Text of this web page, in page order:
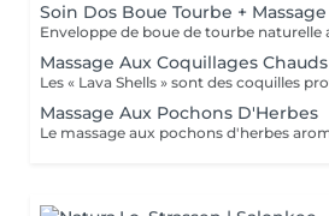
Soin Dos Boue Tourbe + Massage
Massage Aux Coquillages Chauds
Massage Aux Pochons D'Herbes